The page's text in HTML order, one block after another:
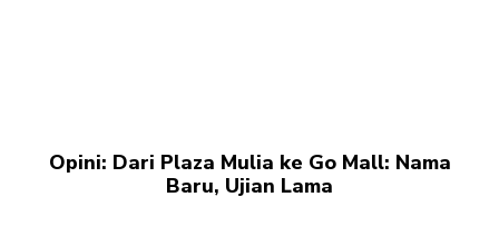
Opini: Dari Plaza Mulia ke Go Mall: Nama
Baru, Ujian Lama